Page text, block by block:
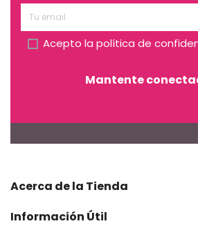
Acepto la política de
Mantente
Acerca de la Tienda
Información Útil